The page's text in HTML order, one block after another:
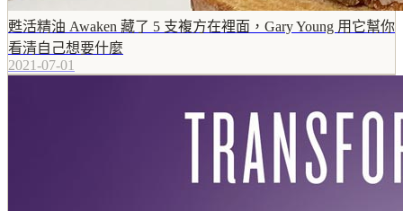
甦活精油 Awaken 藏了 5 支複方在裡面，Gary Young 用它幫你
看清自己想要什麼
2021-07-01